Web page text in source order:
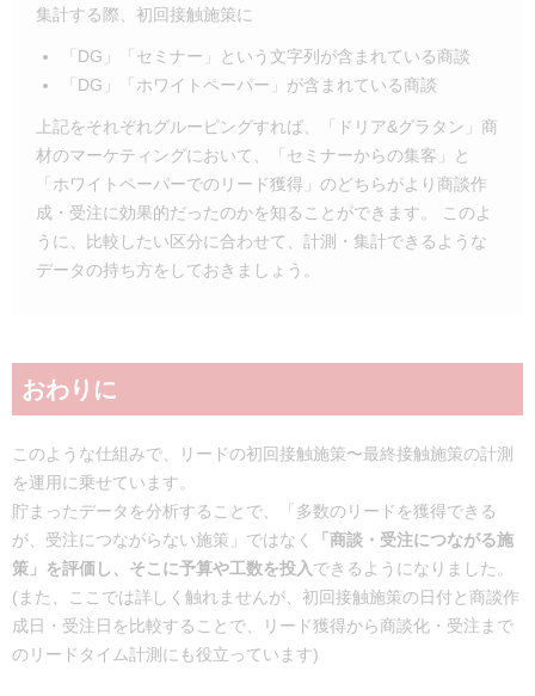
集計する際、初回接触施策に
「DG」「セミナー」という文字列が含まれている商談
「DG」「ホワイトペーパー」が含まれている商談
上記をそれぞれグルーピングすれば、「ドリア&グラタン」商
材のマーケティングにおいて、「セミナーからの集客」と
「ホワイトペーパーでのリード獲得」のどちらがより商談作
成・受注に効果的だったのかを知ることができます。 このよ
うに、比較したい区分に合わせて、計測・集計できるような
データの持ち方をしておきましょう。
おわりに
このような仕組みで、リードの初回接触施策〜最終接触施策の計測
を運用に乗せています。
貯まったデータを分析することで、「多数のリードを獲得できる
が、受注につながらない施策」ではなく
「商談・受注につながる施
策」を評価し、そこに予算や工数を投入できるようになりました。
(また、ここでは詳しく触れませんが、初回接触施策の日付と商談作
成日・受注日を比較することで、リード獲得から商談化・受注まで
のリードタイム計測にも役立っています)